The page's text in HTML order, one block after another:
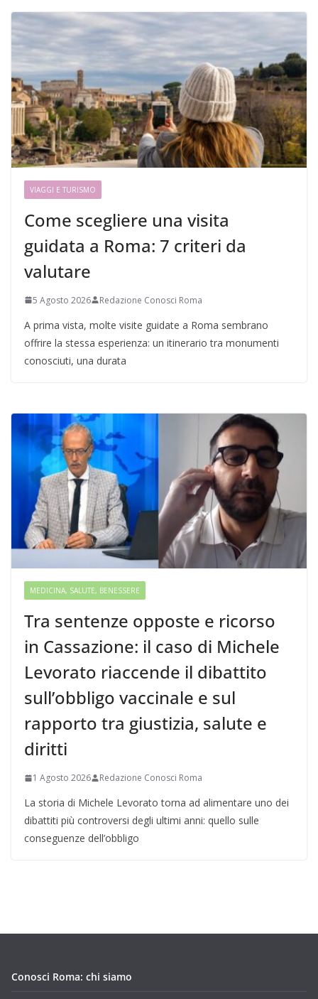
VIAGGI E TURISMO
Come scegliere una visita
guidata a Roma: 7 criteri da
valutare
5 Agosto 2026 Redazione Conosci Roma
A prima vista, molte visite guidate a Roma sembrano
offrire la stessa esperienza: un itinerario tra monumenti
conosciuti, una durata
MEDICINA, SALUTE, BENESSERE
Tra sentenze opposte e ricorso
in Cassazione: il caso di Michele
Levorato riaccende il dibattito
sull’obbligo vaccinale e sul
rapporto tra giustizia, salute e
diritti
1 Agosto 2026 Redazione Conosci Roma
La storia di Michele Levorato torna ad alimentare uno dei
dibattiti più controversi degli ultimi anni: quello sulle
conseguenze dell’obbligo
Conosci Roma: chi siamo